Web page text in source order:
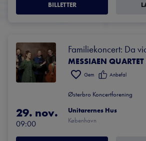
BILLETTER
Familiekoncert: Da
hjertebanken
MESSIAEN
Gem Anbefal
Østerbro Koncertforening
29. nov.
09:00
Unitarernes Hus
København